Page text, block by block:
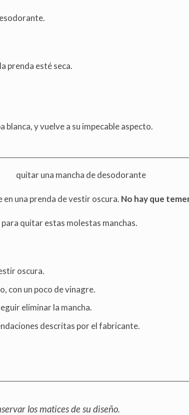
prenda esté seca.
y vuelve a su impecable aspecto.
una prenda de vestir oscura. No hay que
para quitar estas molestas manchas.
oscura.
con un poco de vinagre.
eliminar la mancha.
descritas por el fabricante.
los matices de su diseño.